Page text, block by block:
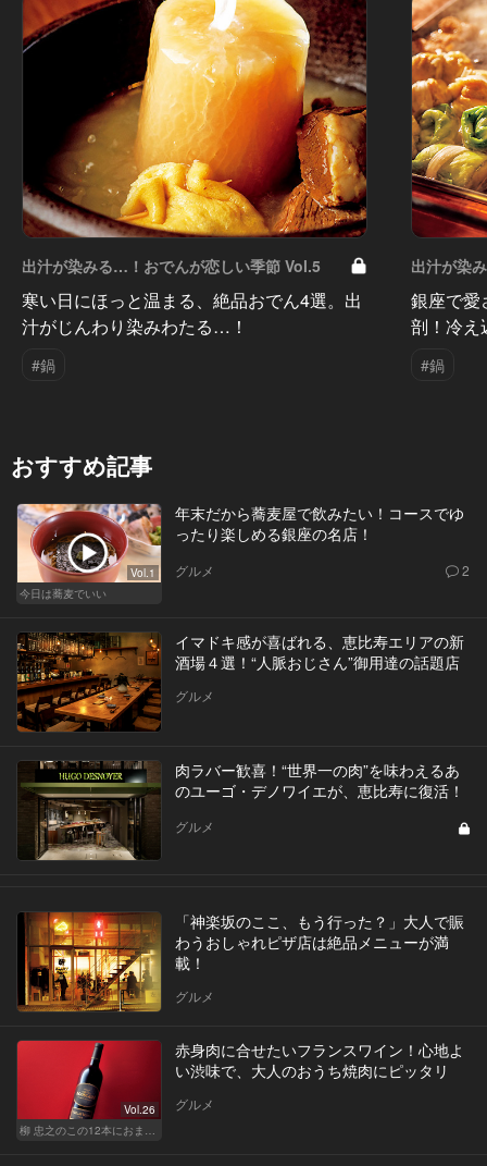
出汁が染みる…！おでんが恋しい季節 Vol.5
寒い日にほっと温まる、絶品おでん4選。出
汁がじんわり染みわたる…！
#鍋
出汁が染
銀座で愛
剖！冷え
#鍋
おすすめ記事
Vol.1
今日は蕎麦でいい
年末だから蕎麦屋で飲みたい！コースでゆ
ったり楽しめる銀座の名店！
グルメ 2
イマドキ感が喜ばれる、恵比寿エリアの新
酒場４選！“人脈おじさん”御用達の話題店
グルメ
肉ラバー歓喜！“世界一の肉”を味わえるあ
のユーゴ・デノワイエが、恵比寿に復活！
グルメ
「神楽坂のここ、もう行った？」大人で賑
わうおしゃれピザ店は絶品メニューが満
載！
グルメ
Vol.26
柳 忠之のこの12本におまかせ
赤身肉に合せたいフランスワイン！心地よ
い渋味で、大人のおうち焼肉にピッタリ
グルメ